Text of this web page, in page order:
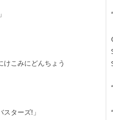
けこみにどんちょう
ターズ!」